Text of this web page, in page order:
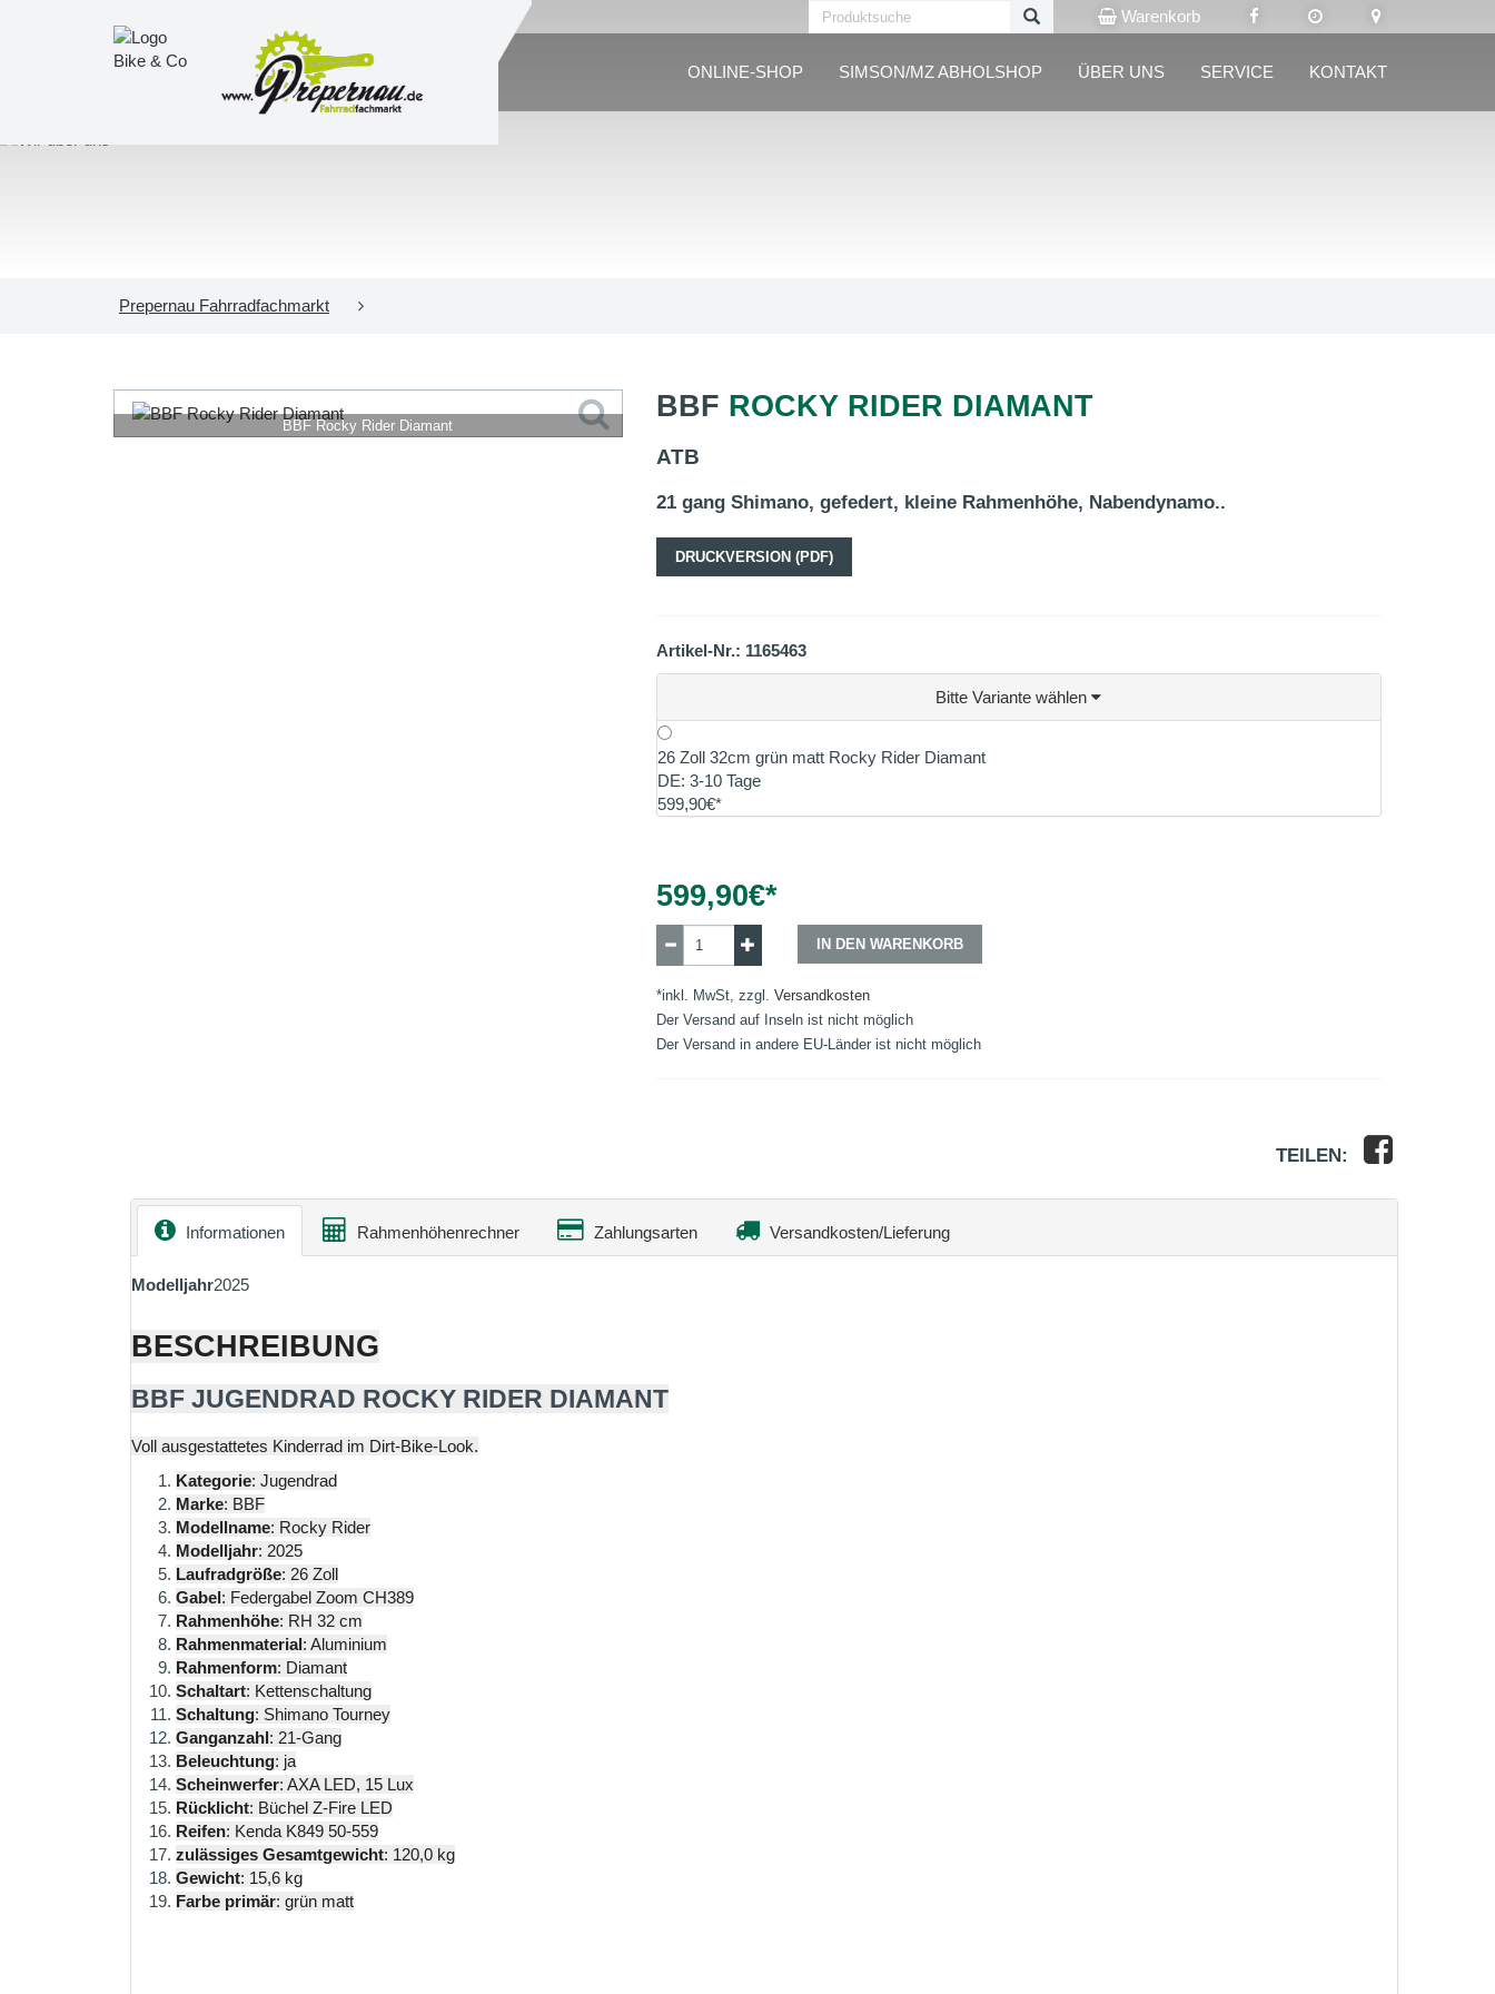
Warenkorb
ONLINE-SHOP SIMSON/MZ ABHOLSHOP ÜBER UNS SERVICE KONTAKT
Prepernau Fahrradfachmarkt
BBF Rocky Rider Diamant
BBF ROCKY RIDER DIAMANT
ATB
21 gang Shimano, gefedert, kleine Rahmenhöhe, Nabendynamo..
DRUCKVERSION (PDF)
Artikel-Nr.: 1165463
Bitte Variante wählen
26 Zoll 32cm grün matt Rocky Rider Diamant
DE: 3-10 Tage
599,90€*
599,90€*
IN DEN WARENKORB
*inkl. MwSt, zzgl. Versandkosten
Der Versand auf Inseln ist nicht möglich
Der Versand in andere EU-Länder ist nicht möglich
TEILEN:
Informationen Rahmenhöhenrechner Zahlungsarten Versandkosten/Lieferung
Modelljahr2025
BESCHREIBUNG
BBF JUGENDRAD ROCKY RIDER DIAMANT
Voll ausgestattetes Kinderrad im Dirt-Bike-Look.
Kategorie: Jugendrad
Marke: BBF
Modellname: Rocky Rider
Modelljahr: 2025
Laufradgröße: 26 Zoll
Gabel: Federgabel Zoom CH389
Rahmenhöhe: RH 32 cm
Rahmenmaterial: Aluminium
Rahmenform: Diamant
Schaltart: Kettenschaltung
Schaltung: Shimano Tourney
Ganganzahl: 21-Gang
Beleuchtung: ja
Scheinwerfer: AXA LED, 15 Lux
Rücklicht: Büchel Z-Fire LED
Reifen: Kenda K849 50-559
zulässiges Gesamtgewicht: 120,0 kg
Gewicht: 15,6 kg
Farbe primär: grün matt